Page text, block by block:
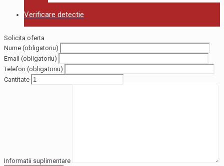
Verificare detectie
Solicita oferta
Nume (obligatoriu)
Email (obligatoriu)
Telefon (obligatoriu)
Cantitate
Informatii suplimentare